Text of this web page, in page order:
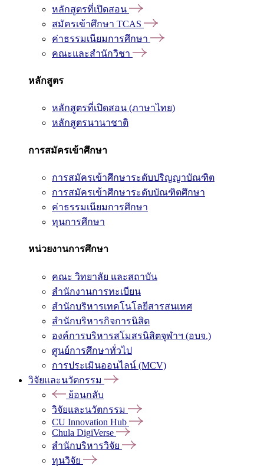
หลักสูตรที่เปิดสอน
สมัครเข้าศึกษา TCAS
ค่าธรรมเนียมการศึกษา
คณะและสำนักวิชา
หลักสูตร
หลักสูตรที่เปิดสอน (ภาษาไทย)
หลักสูตรนานาชาติ
การสมัครเข้าศึกษา
การสมัครเข้าศึกษาระดับปริญญาบัณฑิต
การสมัครเข้าศึกษาระดับบัณฑิตศึกษา
ค่าธรรมเนียมการศึกษา
ทุนการศึกษา
หน่วยงานการศึกษา
คณะ วิทยาลัย และสถาบัน
สำนักงานการทะเบียน
สำนักบริหารเทคโนโลยีสารสนเทศ
สำนักบริหารกิจการนิสิต
องค์การบริหารสโมสรนิสิตจุฬาฯ (อบจ.)
ศูนย์การศึกษาทั่วไป
การประเมินออนไลน์ (MCV)
วิจัยและนวัตกรรม
ย้อนกลับ
วิจัยและนวัตกรรม
CU Innovation Hub
Chula DigiVerse
สำนักบริหารวิจัย
ทุนวิจัย